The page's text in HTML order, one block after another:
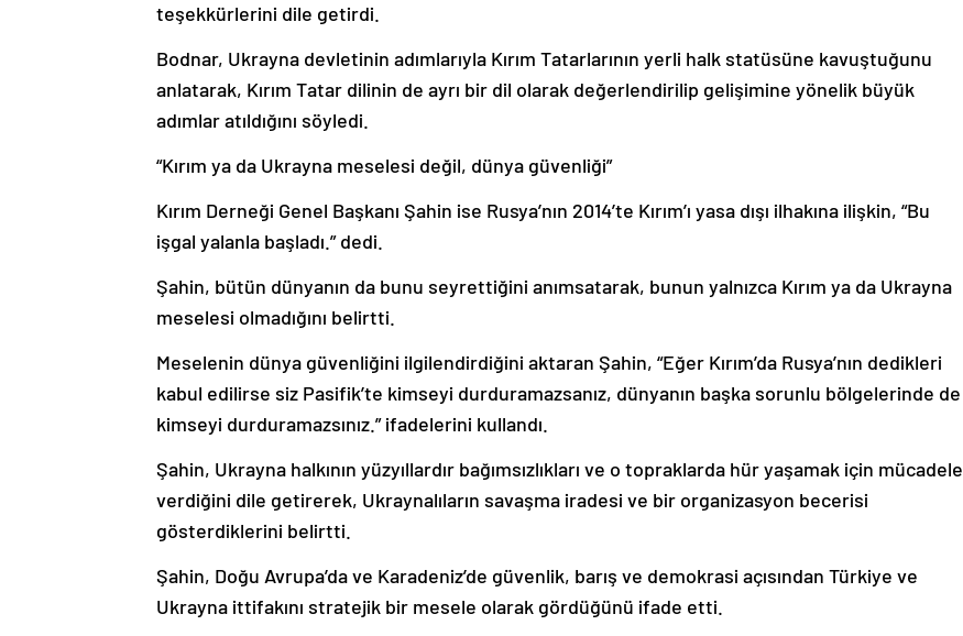
teşekkürlerini dile getirdi.
Bodnar, Ukrayna devletinin adımlarıyla Kırım Tatarlarının yerli halk statüsüne kavuştuğunu
anlatarak, Kırım Tatar dilinin de ayrı bir dil olarak değerlendirilip gelişimine yönelik büyük
adımlar atıldığını söyledi.
“Kırım ya da Ukrayna meselesi değil, dünya güvenliği”
Kırım Derneği Genel Başkanı Şahin ise Rusya’nın 2014’te Kırım’ı yasa dışı ilhakına ilişkin, “Bu
işgal yalanla başladı.” dedi.
Şahin, bütün dünyanın da bunu seyrettiğini anımsatarak, bunun yalnızca Kırım ya da Ukrayna
meselesi olmadığını belirtti.
Meselenin dünya güvenliğini ilgilendirdiğini aktaran Şahin, “Eğer Kırım’da Rusya’nın dedikleri
kabul edilirse siz Pasifik’te kimseyi durduramazsanız, dünyanın başka sorunlu bölgelerinde de
kimseyi durduramazsınız.” ifadelerini kullandı.
Şahin, Ukrayna halkının yüzyıllardır bağımsızlıkları ve o topraklarda hür yaşamak için mücadele
verdiğini dile getirerek, Ukraynalıların savaşma iradesi ve bir organizasyon becerisi
gösterdiklerini belirtti.
Şahin, Doğu Avrupa’da ve Karadeniz’de güvenlik, barış ve demokrasi açısından Türkiye ve
Ukrayna ittifakını stratejik bir mesele olarak gördüğünü ifade etti.